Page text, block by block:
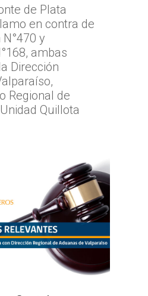
de Plata
en contra de
y
ambas
Dirección
Regional de
Quillota
Inicio
TTA
Qué es TTA
Estadísticas TTA
Qué y cómo